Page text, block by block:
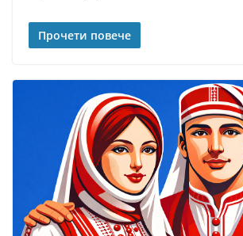
Прочети повече